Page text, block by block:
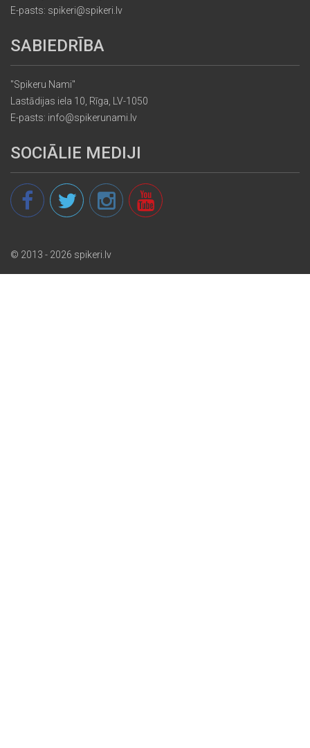
E-pasts: spikeri@spikeri.lv
SABIEDRĪBA
"Spikeru Nami"
Lastādijas iela 10, Rīga, LV-1050
E-pasts: info@spikerunami.lv
SOCIĀLIE MEDIJI
© 2013 - 2026 spikeri.lv